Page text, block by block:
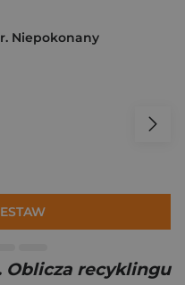
Niepokonany
Oblicza recyklingu